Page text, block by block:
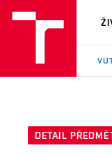
DETAIL